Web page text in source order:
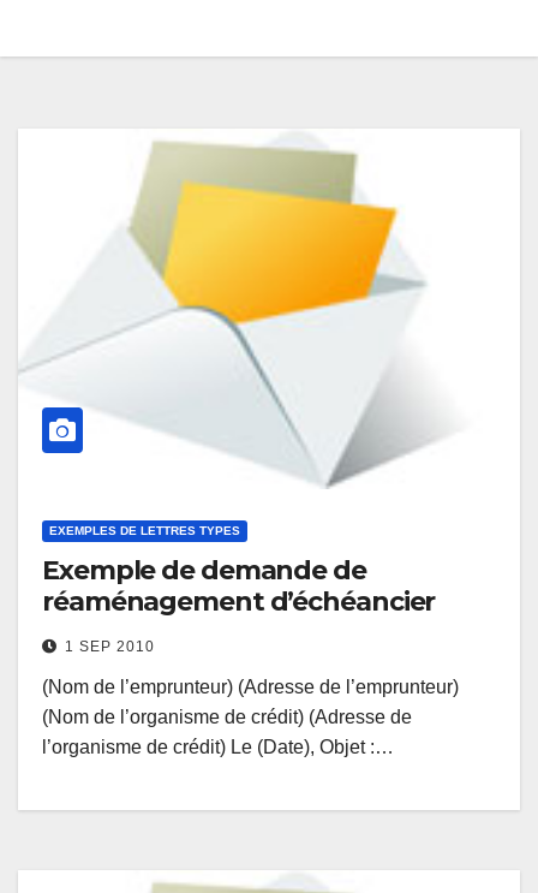
EXEMPLES DE LETTRES TYPES
Exemple de demande de
réaménagement d’échéancier
1 SEP 2010
(Nom de l’emprunteur) (Adresse de l’emprunteur)
(Nom de l’organisme de crédit) (Adresse de
l’organisme de crédit) Le (Date), Objet :…